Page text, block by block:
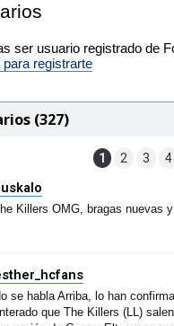
ser usuario registrado de
registrarte
(327)
1 2 3 4
Killers OMG, bragas nuevas
se habla Arriba, lo han
que The Killers (LL)